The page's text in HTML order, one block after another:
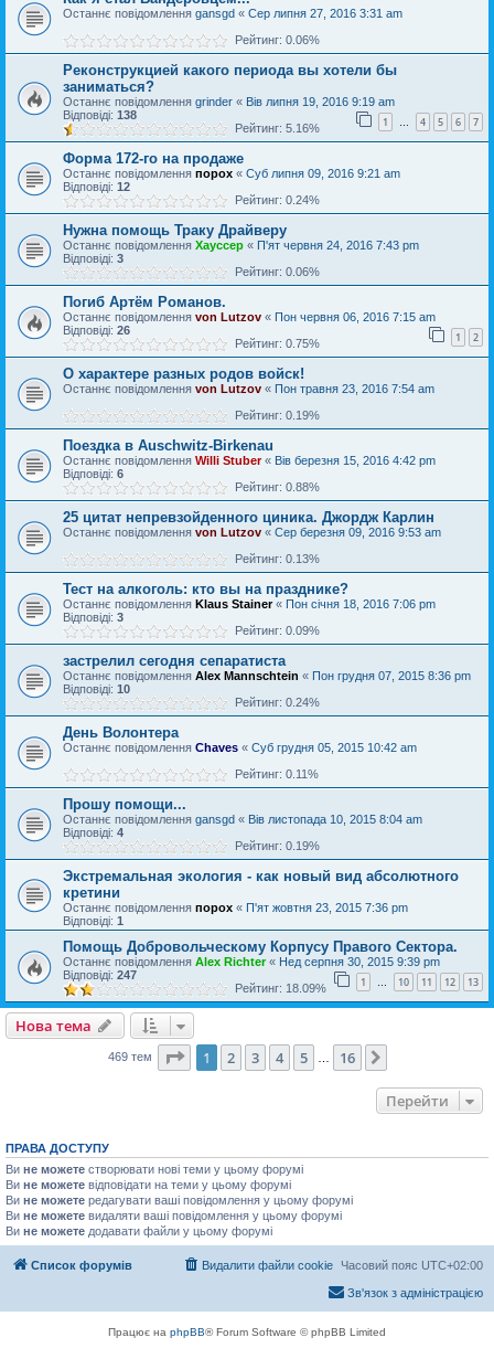
Останнє повідомлення gansgd « Сер липня 27, 2016 3:31 am
Рейтинг: 0.06%
Реконструкцией какого периода вы хотели бы
заниматься?
Останнє повідомлення grinder « Вів липня 19, 2016 9:19 am
Відповіді: 138 1 … 4 5 6 7
Рейтинг: 5.16%
Форма 172-го на продаже
Останнє повідомлення порох « Суб липня 09, 2016 9:21 am
Відповіді: 12
Рейтинг: 0.24%
Нужна помощь Траку Драйверу
Останнє повідомлення Хауссер « П'ят червня 24, 2016 7:43 pm
Відповіді: 3
Рейтинг: 0.06%
Погиб Артём Романов.
Останнє повідомлення von Lutzov « Пон червня 06, 2016 7:15 am
Відповіді: 26 1 2
Рейтинг: 0.75%
О характере разных родов войск!
Останнє повідомлення von Lutzov « Пон травня 23, 2016 7:54 am
Рейтинг: 0.19%
Поездка в Auschwitz-Birkenau
Останнє повідомлення Willi Stuber« Вів березня 15, 2016 4:42 pm
Відповіді: 6
Рейтинг: 0.88%
25 цитат непревзойденного циника. Джордж Карлин
Останнє повідомлення von Lutzov « Сер березня 09, 2016 9:53 am
Рейтинг: 0.13%
Тест на алкоголь: кто вы на празднике?
Останнє повідомлення Klaus Stainer« Пон січня 18, 2016 7:06 pm
Відповіді: 3
Рейтинг: 0.09%
застрелил сегодня сепаратиста
Останнє повідомлення Alex Mannschtein « Пон грудня 07, 2015 8:36 pm
Відповіді: 10
Рейтинг: 0.24%
День Волонтера
Останнє повідомлення Chaves « Суб грудня 05, 2015 10:42 am
Рейтинг: 0.11%
Прошу помощи...
Останнє повідомлення gansgd « Вів листопада 10, 2015 8:04 am
Відповіді: 4
Рейтинг: 0.19%
Экстремальная экология - как новый вид абсолютного
кретини
Останнє повідомлення порох « П'ят жовтня 23, 2015 7:36 pm
Відповіді: 1
Помощь Добровольческому Корпусу Правого Сектора.
Останнє повідомлення Alex Richter« Нед серпня 30, 2015 9:39 pm
Відповіді: 247 1 … 10 11 12 13
Рейтинг: 18.09%
Нова тема
469 тем Сторінка1 16
1 2 3 4 5 16
Перейти
ПРАВА ДОСТУПУ
Ви не можете створювати нові теми у цьому форумі
Ви не можете відповідати на теми у цьому форумі
Ви не можете редагувати ваші повідомлення у цьому форумі
Ви не можете видаляти ваші повідомлення у цьому форумі
Ви не можете додавати файли у цьому форумі
Список форумів Часовий пояс UTC+02:00
Видалити файли cookie
Зв'язок з адміністрацією
Працює на phpBB® Forum Software © phpBB Limited